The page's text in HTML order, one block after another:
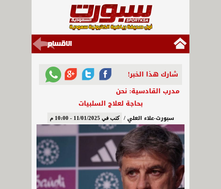
شارك هذا الخبر!
مدرب القادسية: نحن
بحاجة لعلاج السلبيات
سبورت-علاء العلي / كتب في 11/01/2025 - 10:00 م